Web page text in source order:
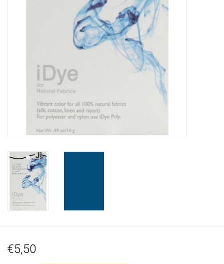
€5,50